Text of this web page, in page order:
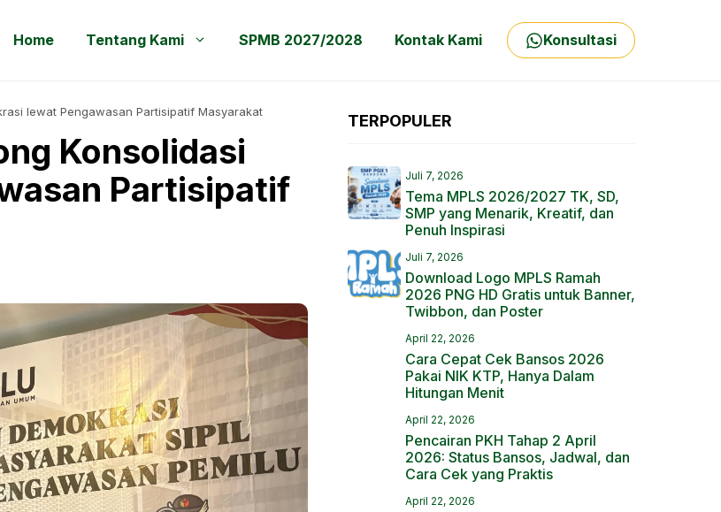
Home Tentang Kami SPMB 2027/2028 Kontak Kami Konsultasi
lewat Pengawasan Partisipatif Masyarakat
Konsolidasi
Partisipatif
TERPOPULER
Juli 7, 2026
Tema MPLS 2026/2027 TK, SD,
SMP yang Menarik, Kreatif, dan
Penuh Inspirasi
Juli 7, 2026
Download Logo MPLS Ramah
2026 PNG HD Gratis untuk Banner,
Twibbon, dan Poster
April 22, 2026
Cara Cepat Cek Bansos 2026
Pakai NIK KTP, Hanya Dalam
Hitungan Menit
April 22, 2026
Pencairan PKH Tahap 2 April
2026: Status Bansos, Jadwal, dan
Cara Cek yang Praktis
April 22, 2026